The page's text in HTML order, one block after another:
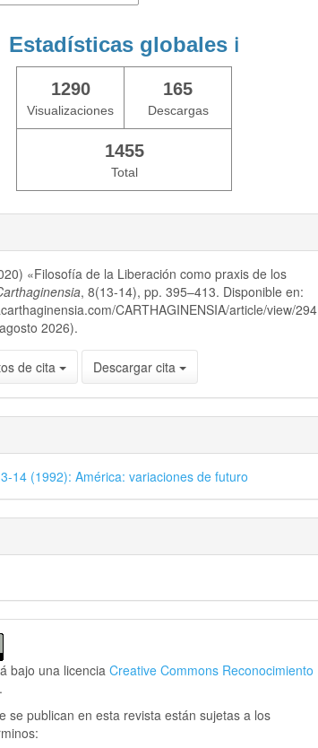
Estadísticas globales ℹ️
1290
Visualizaciones
165
Descargas
1455
Total
«Filosofía de la Liberación como praxis de los
, 8(13-14), pp. 395–413. Disponible en:
CARTHAGINENSIA/article/view/294
2026).
de cita Descargar cita
14 (1992): América: variaciones de futuro
bajo una licenciaCreative Commons Reconocimiento
.
se publican en esta revista están sujetas a los